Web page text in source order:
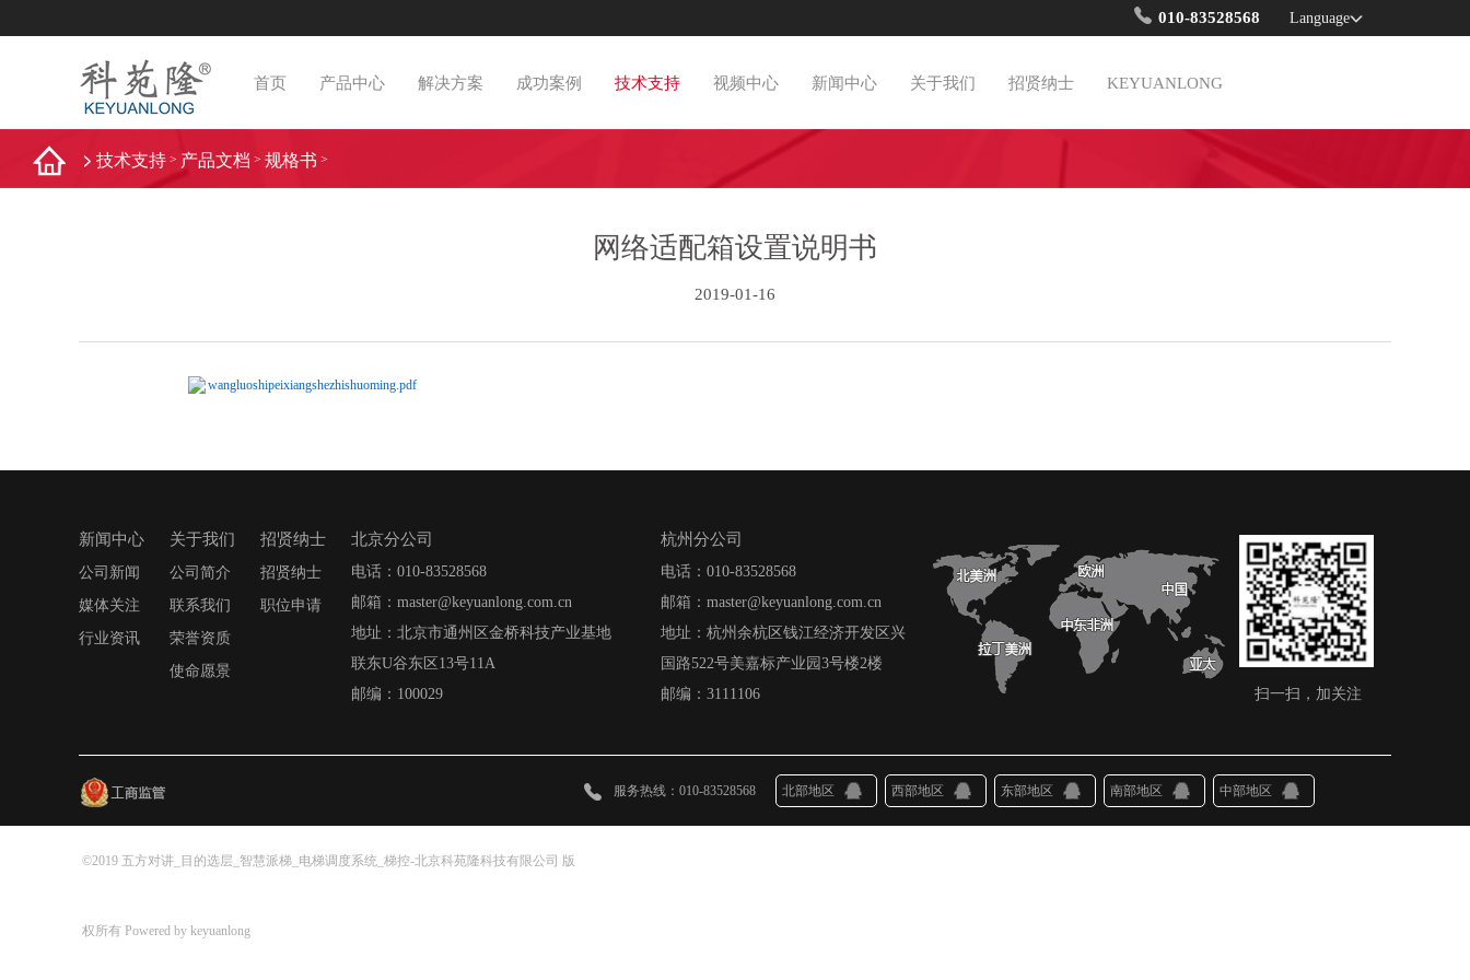
Language
010-83528568
首页 产品中心 解决方案 成功案例 技术支持 视频中心 新闻中心 关于我们 招贤纳士 KEYUANLONG
技术支持 > 产品文档 > 规格书 >
网络适配箱设置说明书
2019-01-16
wangluoshipeixiangshezhishuoming.pdf
新闻中心
公司新闻
媒体关注
行业资讯
关于我们
公司简介
联系我们
荣誉资质
使命愿景
招贤纳士
招贤纳士
职位申请
北京分公司
电话：010-83528568
邮箱：master@keyuanlong.com.cn
地址：北京市通州区金桥科技产业基地
联东U谷东区13号11A
邮编：100029
杭州分公司
电话：010-83528568
邮箱：master@keyuanlong.com.cn
地址：杭州余杭区钱江经济开发区兴
国路522号美嘉标产业园3号楼2楼
邮编：3111106
扫一扫，加关注
©2019 五方对讲_目的选层_智慧派梯_电梯调度系统_梯控-北京科苑隆科技有限公司 版
权所有 Powered by keyuanlong
服务热线：010-83528568 北部地区 西部地区 东部地区 南部地区 中部地区